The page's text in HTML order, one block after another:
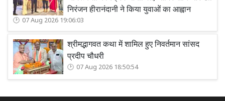
निरंजन हीरानंदानी ने किया युवाओं का आह्वान
07 Aug 2026 19:06:03
श्रीमद्भागवत कथा में शामिल हुए निवर्तमान सांसद
प्रदीप चौधरी
07 Aug 2026 18:50:54